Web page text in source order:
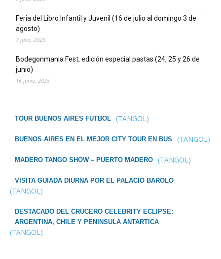
Feria del Libro Infantil y Juvenil (16 de julio al domingo 3 de
agosto)
7 julio, 2025
Bodegonmania Fest, edición especial pastas (24, 25 y 26 de
junio)
16 junio, 2025
TOUR BUENOS AIRES FUTBOL (TANGOL)
BUENOS AIRES EN EL MEJOR CITY TOUR EN BUS (TANGOL)
MADERO TANGO SHOW – PUERTO MADERO (TANGOL)
VISITA GUIADA DIURNA POR EL PALACIO BAROLO
(TANGOL)
DESTACADO DEL CRUCERO CELEBRITY ECLIPSE:
ARGENTINA, CHILE Y PENINSULA ANTARTICA
(TANGOL)